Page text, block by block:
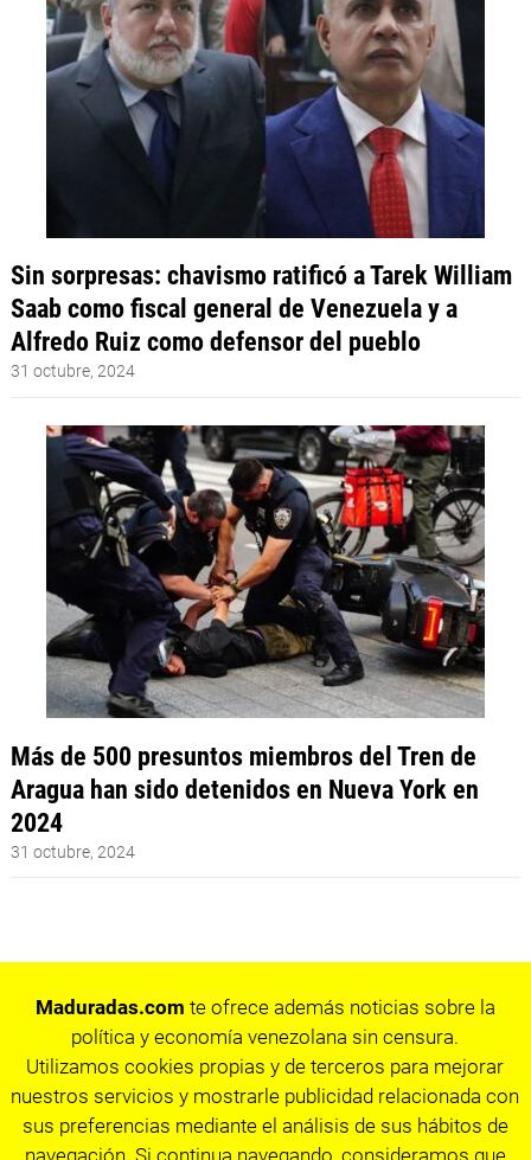
Sin sorpresas: chavismo ratificó a Tarek William
Saab como fiscal general de Venezuela y a
Alfredo Ruiz como defensor del pueblo
31 octubre, 2024
Más de 500 presuntos miembros del Tren de
Aragua han sido detenidos en Nueva York en
2024
31 octubre, 2024
Maduradas.com te ofrece además noticias sobre la
política y economía venezolana sin censura.
Utilizamos cookies propias y de terceros para mejorar
nuestros servicios y mostrarle publicidad relacionada con
sus preferencias mediante el análisis de sus hábitos de
navegación. Si continua navegando, consideramos que